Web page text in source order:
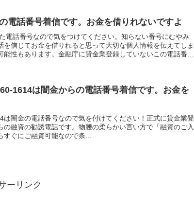
電話番号着信です。お金を借りれないですよ
電話番号なので気をつけてください。知らない番号にむやみ
を信じてお金を借りれると思って大切な個人情報を伝えてしま
性もあります。金融庁に貸金業登録していないこの電話番号
1614は闇金からの電話番号着信です。お金を
闇金の電話番号なので気を付けてください！正式に貸金業登
の融資の勧誘電話です。物腰の柔らかい言い方で「融資のご入
すぐにご融資可能なので条...
ーリンク